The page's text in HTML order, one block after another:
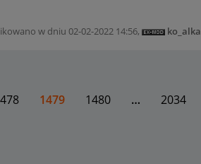
w dniu ‎02-02-2022 14:56, ko_alka
1479 1480 … 2034